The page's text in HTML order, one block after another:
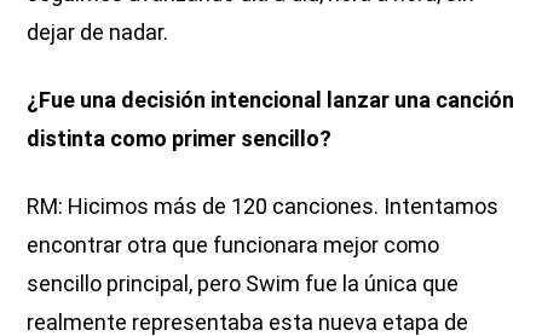
dejar de nadar.
¿Fue una decisión intencional lanzar una canción
distinta como primer sencillo?
RM: Hicimos más de 120 canciones. Intentamos
encontrar otra que funcionara mejor como
sencillo principal, pero Swim fue la única que
realmente representaba esta nueva etapa de